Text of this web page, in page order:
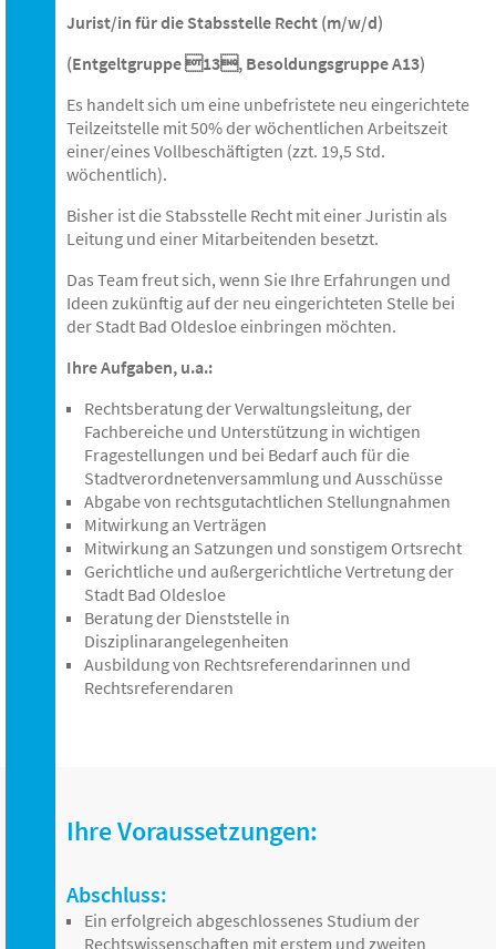
Jurist/in für die Stabsstelle Recht (m/w/d)
(Entgeltgruppe 13, Besoldungsgruppe A13)
Es handelt sich um eine unbefristete neu eingerichtete
Teilzeitstelle mit 50% der wöchentlichen Arbeitszeit
einer/eines Vollbeschäftigten (zzt. 19,5 Std.
wöchentlich).
Bisher ist die Stabsstelle Recht mit einer Juristin als
Leitung und einer Mitarbeitenden besetzt.
Das Team freut sich, wenn Sie Ihre Erfahrungen und
Ideen zukünftig auf der neu eingerichteten Stelle bei
der Stadt Bad Oldesloe einbringen möchten.
Ihre Aufgaben, u.a.:
Rechtsberatung der Verwaltungsleitung, der
Fachbereiche und Unterstützung in wichtigen
Fragestellungen und bei Bedarf auch für die
Stadtverordnetenversammlung und Ausschüsse
Abgabe von rechtsgutachtlichen Stellungnahmen
Mitwirkung an Verträgen
Mitwirkung an Satzungen und sonstigem Ortsrecht
Gerichtliche und außergerichtliche Vertretung der
Stadt Bad Oldesloe
Beratung der Dienststelle in
Disziplinarangelegenheiten
Ausbildung von Rechtsreferendarinnen und
Rechtsreferendaren
Ihre Voraussetzungen:
Abschluss:
Ein erfolgreich abgeschlossenes Studium der
Rechtswissenschaften mit erstem und zweiten